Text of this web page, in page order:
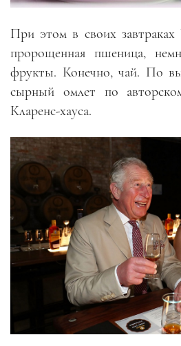
При этом в своих завтраках
пророщенная пшеница,
фрукты. Конечно, чай. По
сырный омлет по
Кларенс-хауса.